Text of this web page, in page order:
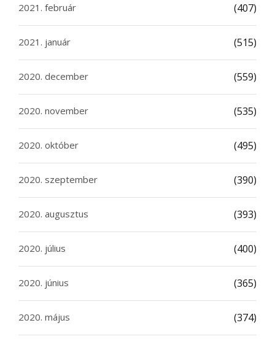
2021. február (407)
2021. január (515)
2020. december (559)
2020. november (535)
2020. október (495)
2020. szeptember (390)
2020. augusztus (393)
2020. július (400)
2020. június (365)
2020. május (374)